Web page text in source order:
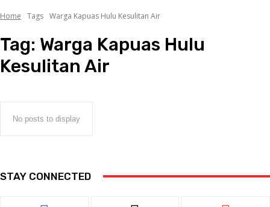
Home Tags Warga Kapuas Hulu Kesulitan Air
Tag: Warga Kapuas Hulu
Kesulitan Air
No posts to display
STAY CONNECTED